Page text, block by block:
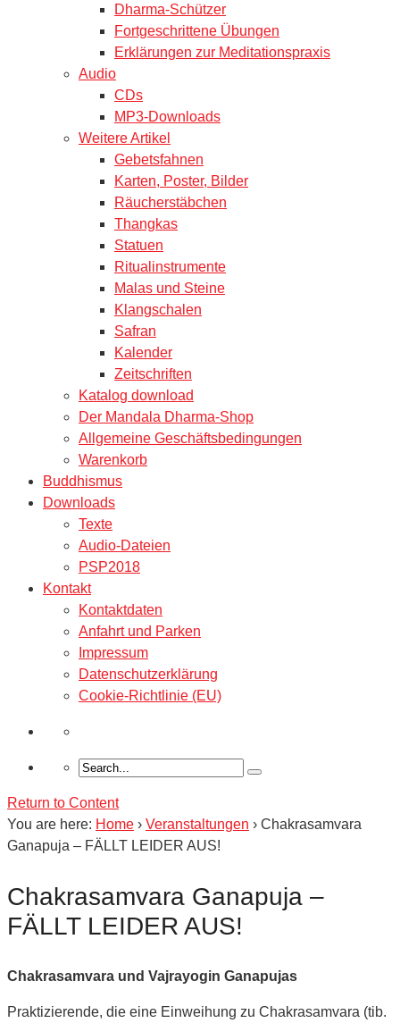
Dharma-Schützer
Fortgeschrittene Übungen
Erklärungen zur Meditationspraxis
Audio
CDs
MP3-Downloads
Weitere Artikel
Gebetsfahnen
Karten, Poster, Bilder
Räucherstäbchen
Thangkas
Statuen
Ritualinstrumente
Malas und Steine
Klangschalen
Safran
Kalender
Zeitschriften
Katalog download
Der Mandala Dharma-Shop
Allgemeine Geschäftsbedingungen
Warenkorb
Buddhismus
Downloads
Texte
Audio-Dateien
PSP2018
Kontakt
Kontaktdaten
Anfahrt und Parken
Impressum
Datenschutzerklärung
Cookie-Richtlinie (EU)
Return to Content
You are here: Home › Veranstaltungen › Chakrasamvara
Ganapuja – FÄLLT LEIDER AUS!
Chakrasamvara Ganapuja –
FÄLLT LEIDER AUS!
Chakrasamvara und Vajrayogin Ganapujas
Praktizierende, die eine Einweihung zu Chakrasamvara (tib.